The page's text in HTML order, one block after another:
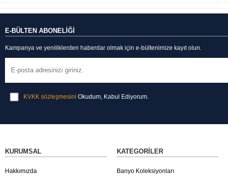
E-BÜLTEN ABONELİĞİ
Kampanya ve yeniliklerden haberdar olmak için e-bültenimize kayıt olun.
KVKK sözleşmesini Okudum, Kabul Ediyorum.
KURUMSAL
Hakkımızda
KATEGORILER
Banyo Koleksiyonları